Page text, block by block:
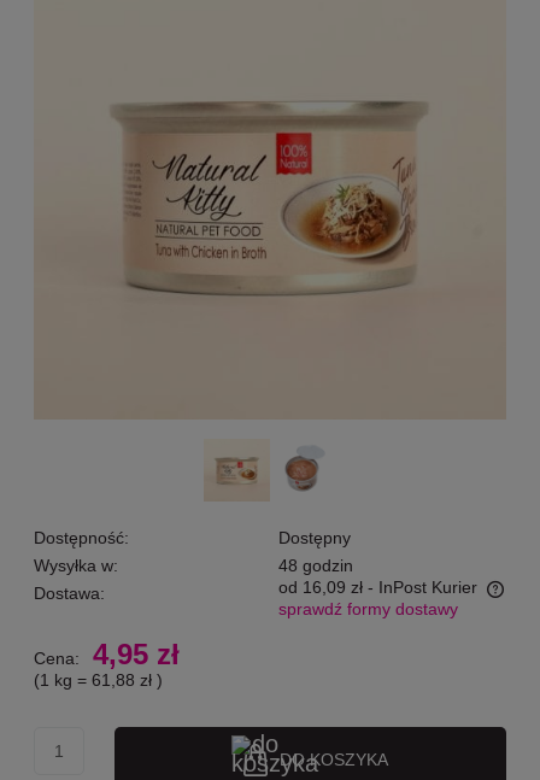
Dostępność:
Dostępny
Wysyłka w:
48 godzin
Dostawa:
od 16,09 zł - InPost Kurier
Cena nie zawiera ewentualnych kosztów płatności
sprawdź formy dostawy
Cena: 4,95 zł
(1 kg = 61,88 zł )
DO KOSZYKA